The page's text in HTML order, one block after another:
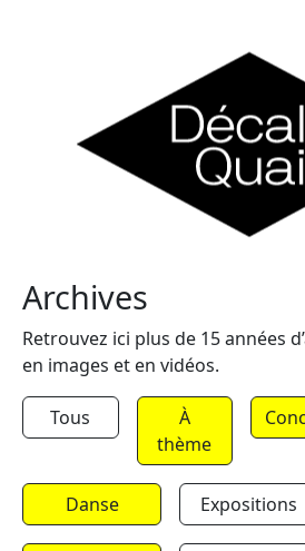
Archives
Retrouvez ici plus de 15 années
en images et en vidéos.
Tous
À
thème
Danse Expositions